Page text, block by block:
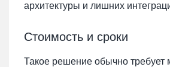
архитектуры и лишних
Стоимость и сроки
Такое решение обычно требует